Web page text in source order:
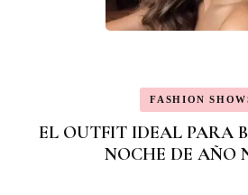
FASHION
EL OUTFIT IDEAL PARA
NOCHE DE AÑO